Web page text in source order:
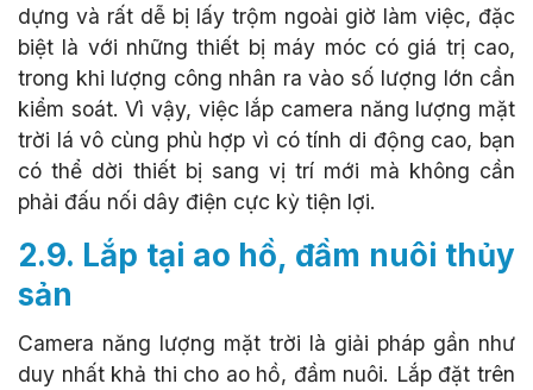
dựng và rất dễ bị lấy trộm ngoài giờ làm việc, đặc
biệt là với những thiết bị máy móc có giá trị cao,
trong khi lượng công nhân ra vào số lượng lớn cần
kiểm soát. Vì vậy, việc lắp camera năng lượng mặt
trời lá vô cùng phù hợp vì có tính di động cao, bạn
có thể dời thiết bị sang vị trí mới mà không cần
phải đấu nối dây điện cực kỳ tiện lợi.
2.9. Lắp tại ao hồ, đầm nuôi thủy
sản
Camera năng lượng mặt trời là giải pháp gần như
duy nhất khả thi cho ao hồ, đầm nuôi. Lắp đặt trên